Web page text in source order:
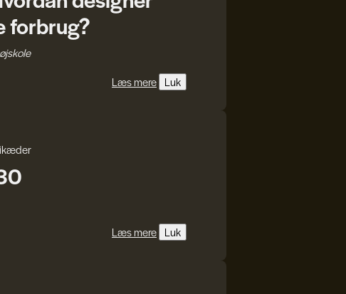
forbrug?
Læs mere Luk
Læs mere Luk